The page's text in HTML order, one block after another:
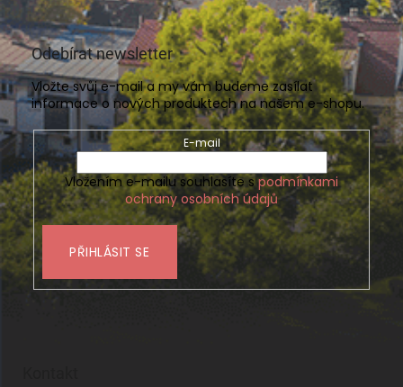
Odebírat newsletter
Vložte svůj e-mail a my vám budeme zasílat
informace o nových produktech na našem e-shopu.
E-mail
Vložením e-mailu souhlasíte spodmínkami
ochrany osobních údajů
PŘIHLÁSIT SE